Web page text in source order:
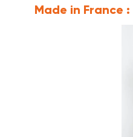
Made in France :